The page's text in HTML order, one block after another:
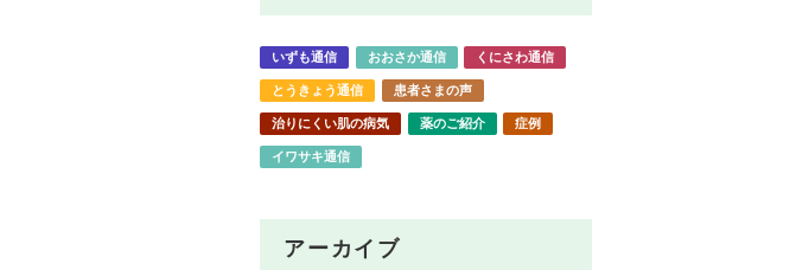
いずも通信 おおさか通信 くにさわ通信
とうきょう通信 患者さまの声
治りにくい肌の病気 薬のご紹介 症例
イワサキ通信
アーカイブ